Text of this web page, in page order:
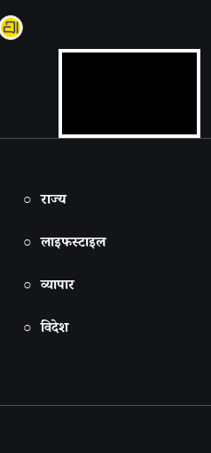
○ राज्य
○ लाइफस्टाइल
○ व्यापार
○ विदेश